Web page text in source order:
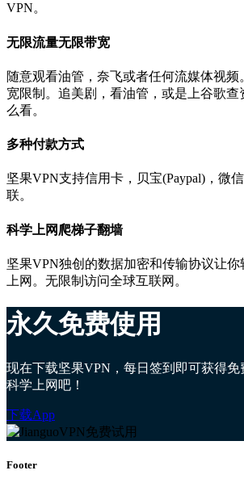
VPN。
无限流量无限带宽
随意观看油管，奈飞或者任何流媒体视
宽限制。追美剧，看油管，或是上谷歌查
么看。
多种付款方式
坚果VPN支持信用卡，贝宝(Paypal)，微
联。
科学上网爬梯子翻墙
坚果VPN独创的数据加密和传输协议让
上网。无限制访问全球互联网。
永久免费使用
现在下载坚果VPN，每日签到即可获得
科学上网吧！
下载App
Footer